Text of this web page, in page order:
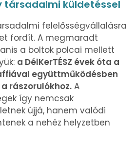
társadalmi küldetéssel
felelősségvállalásra
fordít. A megmaradt
a boltok polcai mellett
a DélKerTÉSZ évek óta a
együttműködésben
rászorulókhoz. A
így nemcsak
újjá, hanem valódi
a nehéz helyzetben